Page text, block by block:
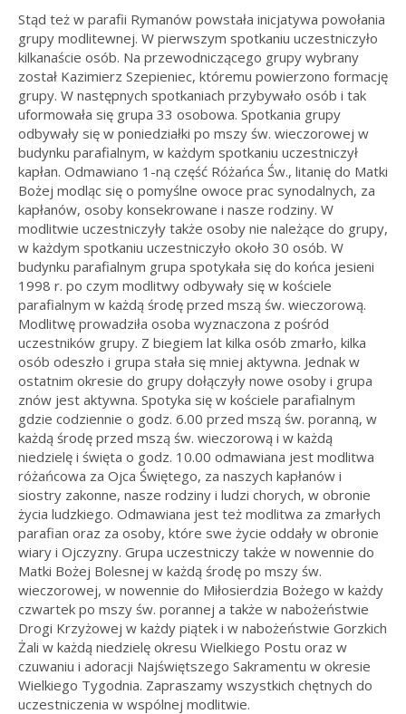
Stąd też w parafii Rymanów powstała inicjatywa powołania
grupy modlitewnej. W pierwszym spotkaniu uczestniczyło
kilkanaście osób. Na przewodniczącego grupy wybrany
został Kazimierz Szepieniec, któremu powierzono formację
grupy. W następnych spotkaniach przybywało osób i tak
uformowała się grupa 33 osobowa. Spotkania grupy
odbywały się w poniedziałki po mszy św. wieczorowej w
budynku parafialnym, w każdym spotkaniu uczestniczył
kapłan. Odmawiano 1-ną część Różańca Św., litanię do Matki
Bożej modląc się o pomyślne owoce prac synodalnych, za
kapłanów, osoby konsekrowane i nasze rodziny. W
modlitwie uczestniczyły także osoby nie należące do grupy,
w każdym spotkaniu uczestniczyło około 30 osób. W
budynku parafialnym grupa spotykała się do końca jesieni
1998 r. po czym modlitwy odbywały się w kościele
parafialnym w każdą środę przed mszą św. wieczorową.
Modlitwę prowadziła osoba wyznaczona z pośród
uczestników grupy. Z biegiem lat kilka osób zmarło, kilka
osób odeszło i grupa stała się mniej aktywna. Jednak w
ostatnim okresie do grupy dołączyły nowe osoby i grupa
znów jest aktywna. Spotyka się w kościele parafialnym
gdzie codziennie o godz. 6.00 przed mszą św. poranną, w
każdą środę przed mszą św. wieczorową i w każdą
niedzielę i święta o godz. 10.00 odmawiana jest modlitwa
różańcowa za Ojca Świętego, za naszych kapłanów i
siostry zakonne, nasze rodziny i ludzi chorych, w obronie
życia ludzkiego. Odmawiana jest też modlitwa za zmarłych
parafian oraz za osoby, które swe życie oddały w obronie
wiary i Ojczyzny. Grupa uczestniczy także w nowennie do
Matki Bożej Bolesnej w każdą środę po mszy św.
wieczorowej, w nowennie do Miłosierdzia Bożego w każdy
czwartek po mszy św. porannej a także w nabożeństwie
Drogi Krzyżowej w każdy piątek i w nabożeństwie Gorzkich
Żali w każdą niedzielę okresu Wielkiego Postu oraz w
czuwaniu i adoracji Najświętszego Sakramentu w okresie
Wielkiego Tygodnia. Zapraszamy wszystkich chętnych do
uczestniczenia w wspólnej modlitwie.